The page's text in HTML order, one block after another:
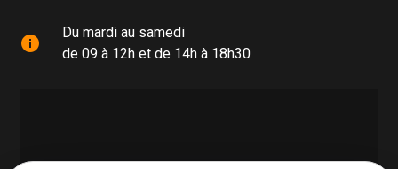
info
Du mardi au samedi
de 09 à 12h et de 14h à 18h30